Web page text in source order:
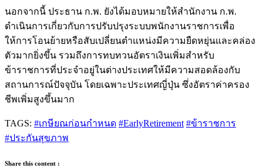
นอกจากนี้ ประธาน ก.พ. ยังได้มอบหมายให้สำนักงาน ก.พ.
ดำเนินการเกี่ยวกับการปรับปรุงระบบพนักงานราชการเพื่อ
ให้การโอนย้ายหรือสับเปลี่ยนตำแหน่งมีความยืดหยุ่นและคล่อง
ตัวมากยิ่งขึ้น รวมถึงการทบทวนอัตราเงินเพิ่มสำหรับ
ข้าราชการที่ประจำอยู่ในต่างประเทศให้มีความสอดล้องกับ
สถานการณ์ปัจจุบัน โดยเฉพาะประเทศญี่ปุ่น ซึ่งอัตราค่าครอง
ชีพเพิ่มสูงขึ้นมาก
TAGS: #เกษียณก่อนกำหนด #EarlyRetirement #ข้าราชการ
#ประกันสุขภาพ
Share this content :